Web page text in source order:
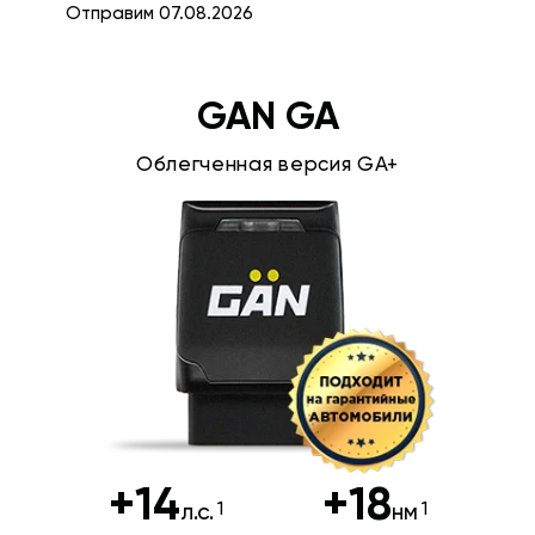
Отправим 07.08.2026
GAN GA
Облегченная версия GA+
+14л.с. +18нм